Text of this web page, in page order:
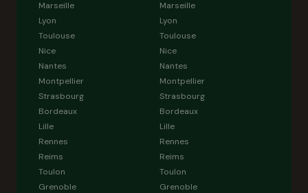
Marseille
Lyon
Toulouse
Nice
Nantes
Montpellier
Strasbourg
Bordeaux
Lille
Rennes
Reims
Toulon
Grenoble
Marseille
Lyon
Toulouse
Nice
Nantes
Montpellier
Strasbourg
Bordeaux
Lille
Rennes
Reims
Toulon
Grenoble